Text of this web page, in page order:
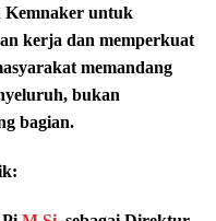
Kemnaker untuk
kerja dan memperkuat
memandang
bukan
bagian.